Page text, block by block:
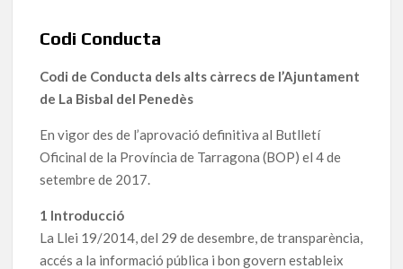
Codi Conducta
Codi de Conducta dels alts càrrecs de l’Ajuntament
de La Bisbal del Penedès
En vigor des de l’aprovació definitiva al Butlletí
Oficinal de la Província de Tarragona (BOP) el 4 de
setembre de 2017.
1 Introducció
La Llei 19/2014, del 29 de desembre, de transparència,
accés a la informació pública i bon govern estableix